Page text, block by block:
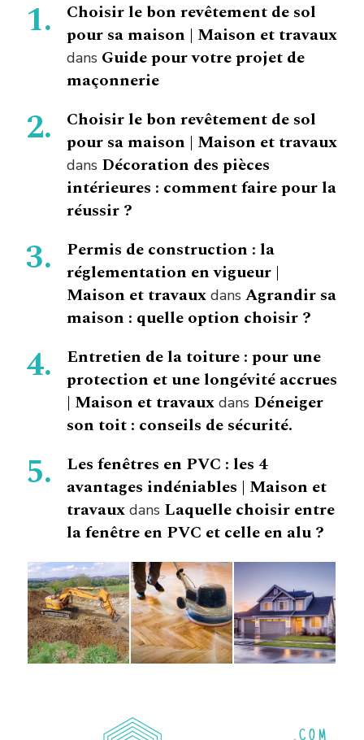
Choisir le bon revêtement de sol
pour sa maison | Maison et travaux
dans Guide pour votre projet de
maçonnerie
Choisir le bon revêtement de sol
pour sa maison | Maison et travaux
dans Décoration des pièces
intérieures : comment faire pour la
réussir ?
Permis de construction : la
réglementation en vigueur |
Maison et travaux dans Agrandir sa
maison : quelle option choisir ?
Entretien de la toiture : pour une
protection et une longévité accrues
| Maison et travaux dans Déneiger
son toit : conseils de sécurité.
Les fenêtres en PVC : les 4
avantages indéniables | Maison et
travaux dans Laquelle choisir entre
la fenêtre en PVC et celle en alu ?